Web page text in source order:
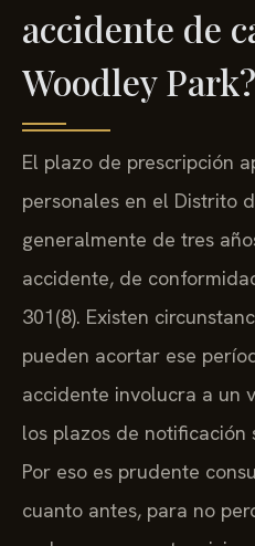
accidente de
Woodley Park?
El plazo de prescripción
personales en el Distrito
generalmente de tres
accidente, de
301(8). Existen
pueden acortar ese
accidente involucra a un
los plazos de notificación
Por eso es prudente
cuanto antes, para no